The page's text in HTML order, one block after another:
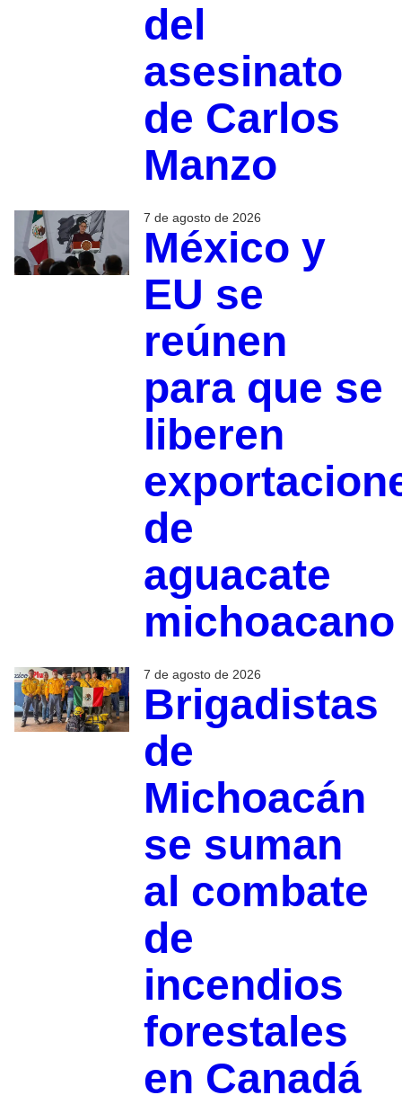
del
asesinato
de Carlos
Manzo
7 de agosto de 2026
México y
EU se
reúnen
para que se
liberen
de
aguacate
michoacano
7 de agosto de 2026
Brigadistas
de
Michoacán
se suman
al combate
de
incendios
forestales
en Canadá